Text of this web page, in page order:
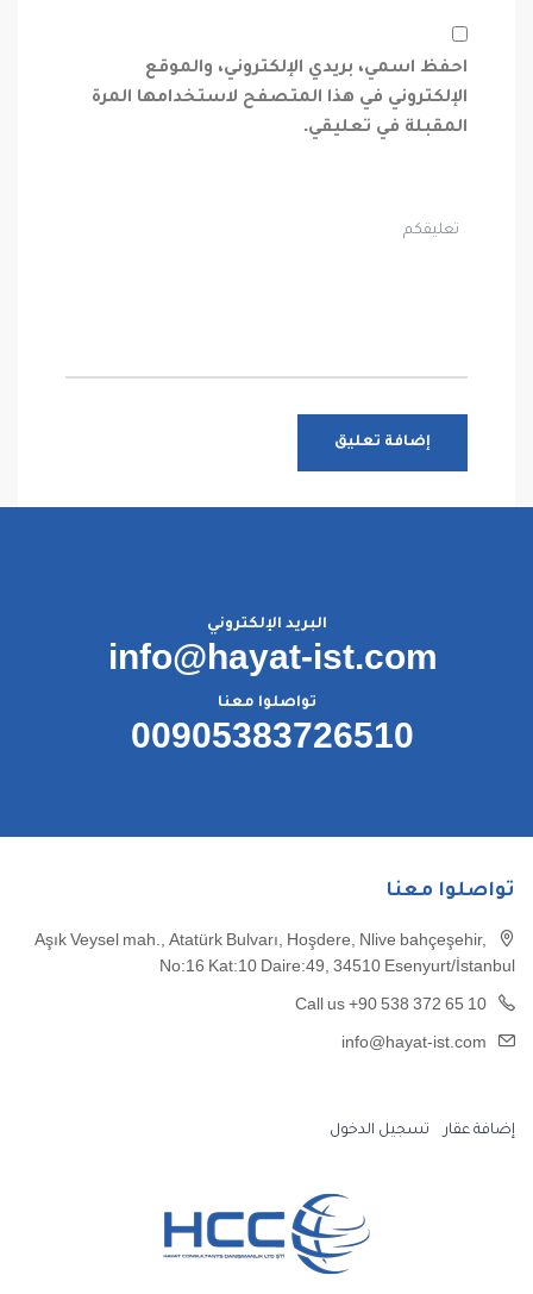
احفظ اسمي، بريدي الإلكتروني، والموقع
الإلكتروني في هذا المتصفح لاستخدامها المرة
المقبلة في تعليقي.
البريد الإلكتروني
info@hayat-ist.com
تواصلوا معنا
00905383726510
تواصلوا معنا
Aşık Veysel mah., Atatürk Bulvarı, Hoşdere, Nlive bahçeşehir,
No:16 Kat:10 Daire:49, 34510 Esenyurt/İstanbul
Call us +90 538 372 65 10
info@hayat-ist.com
إضافة عقار تسجيل الدخول